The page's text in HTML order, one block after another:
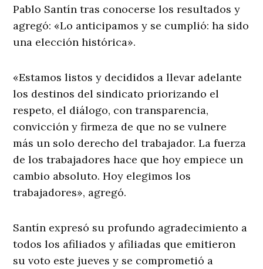
Pablo Santín tras conocerse los resultados y
agregó: «Lo anticipamos y se cumplió: ha sido
una elección histórica».
«Estamos listos y decididos a llevar adelante
los destinos del sindicato priorizando el
respeto, el diálogo, con transparencia,
convicción y firmeza de que no se vulnere
más un solo derecho del trabajador. La fuerza
de los trabajadores hace que hoy empiece un
cambio absoluto. Hoy elegimos los
trabajadores», agregó.
Santín expresó su profundo agradecimiento a
todos los afiliados y afiliadas que emitieron
su voto este jueves y se comprometió a